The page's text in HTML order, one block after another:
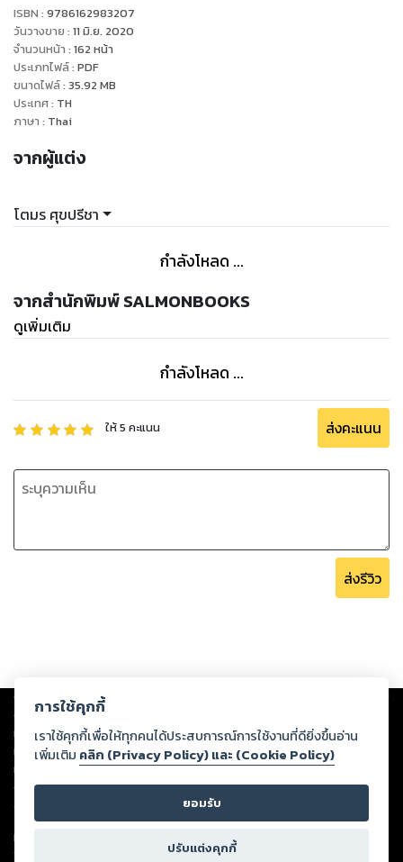
"โตมร ศุขปรีชา" นักเขียนที่มีผลงานมาแล้วอย่างมากมาย ครั้งนี้
เขาเลือกหยิบเรื่องราวใกล้ตัวอย่างเรื่อง Sex หรือเพศ ขึ้นมาให้ได้
ทำความเข้าใจกัน โดยพาย้อนไปไกลถึงยุคหิน มีทั้งการให้ข้อมูล
อย่างตรงไปตรงมากับการดำเนินเรื่อง ที่วางคำไว้อย่างเหมาะสม
ชวนอ่านโดยไม่ต้องมานั่งเหนียมอาย เรียกได้ว่าเป็นการนำเอาเรื่อง
โบราณได้แบบไม่คร่ำครึ มาร่วมนั่งไทม์แมชชีนย้อนอดีตไปดูเรื่อง
ISBN : 9786162983207
วันวางขาย : 11 มิ.ย. 2020
จำนวนหน้า : 162 หน้า
ประเภทไฟล์: PDF
ขนาดไฟล์: 35.92 MB
ประเทศ: TH
ภาษา : Thai
จากผู้แต่ง
โตมร ศุขปรีชา
กำลังโหลด ...
จากสำนักพิมพ์ SALMONBOOKS
ดูเพิ่มเติม
กำลังโหลด ...
ให้5 คะแนน ส่งคะแนน
ส่งรีวิว
Copyright © 2026
ต่อผลงานหรือเนื้อหาใดที่อัปโหลดผ่านเว็บไซต์และปรากฏว่าละเมิดสิทธิใน
ทรัพย์สินทางปัญญาของบุคคลอื่นหรือขัดต่อกฎหมายและศีลธรรม ดังนั้น ผู้อ่าน
ทุกท่านโปรดใช้วิจารณญาณในการกลั่นกรองด้วยตนเอง และหากท่านพบว่าส่วน
หนึ่งส่วนใดขัดต่อกฎหมายและศีลธรรม กรุณาแจ้งมายังบริษัท เพื่อทีมงานจะได้
ดำเนินการในทันที ทั้งนี้ ทางสตอรี่ล็อกขอสงวนลิขสิทธิ์ตามพระราชบัญญัติ
ลิขสิทธิ์ พ.ศ. 2537 (ฉบับล่าสุด)
For support: member@ookbee.com
Version
การใช้คุกกี้
เราใช้คุกกี้เพื่อให้ทุกคนได้ประสบการณ์การใช้งานที่ดียิ่งขึ้นอ่าน
เพิ่มเติม คลิก (Privacy Policy) และ (Cookie Policy)
ยอมรับ
ปรับแต่งคุกกี้